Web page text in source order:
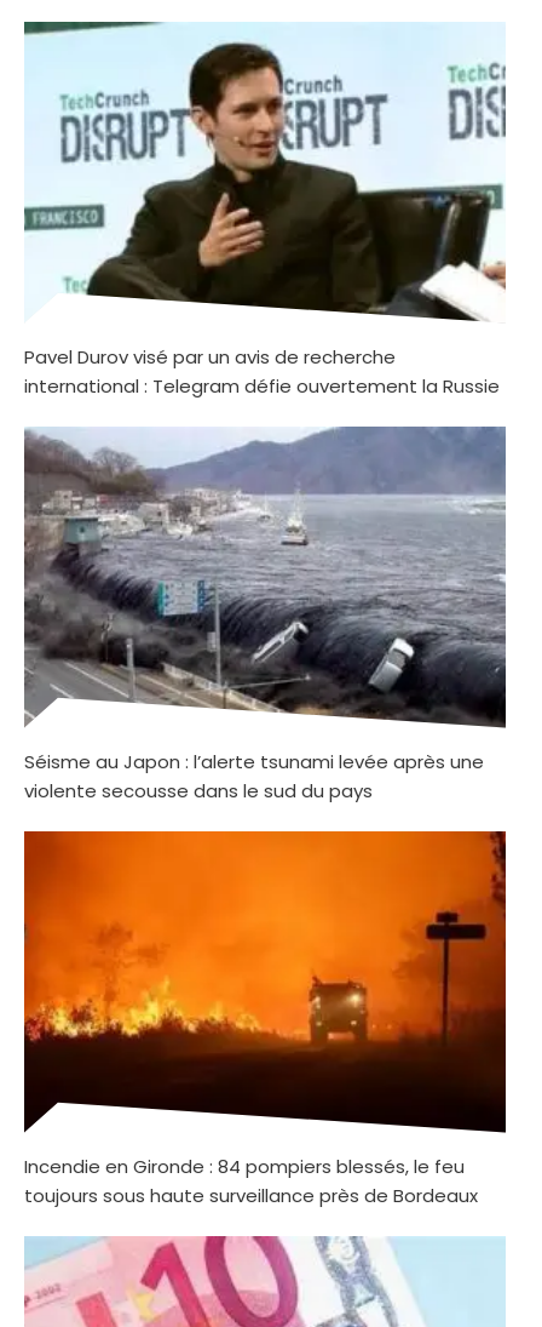
Pavel Durov visé par un avis de recherche
international : Telegram défie ouvertement la Russie
Séisme au Japon : l’alerte tsunami levée après une
violente secousse dans le sud du pays
Incendie en Gironde : 84 pompiers blessés, le feu
toujours sous haute surveillance près de Bordeaux